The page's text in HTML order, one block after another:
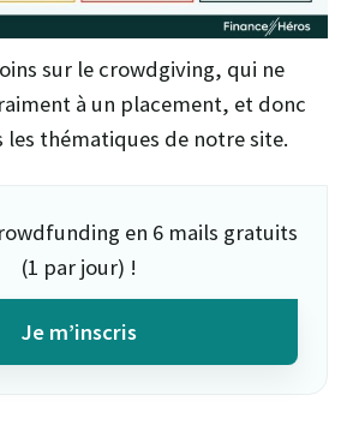
sur le crowdgiving, qui ne
à un placement, et donc
les thématiques de notre site.
en 6 mails gratuits
(1 par jour) !
Je m’inscris